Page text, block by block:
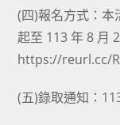
(四)報名方式：本
起至 113 年 8 月
https://reurl.cc/
(五)錄取通知：